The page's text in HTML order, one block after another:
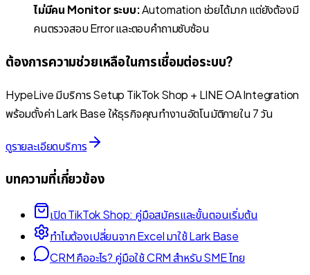
ไม่มีคน Monitor ระบบ:Automation ช่วยได้มาก แต่ยังต้องมี
คนตรวจสอบ Error และตอบคำถามซับซ้อน
ต้องการความช่วยเหลือในการเชื่อมต่อระบบ?
HypeLive มีบริการ Setup TikTok Shop + LINE OA Integration
พร้อมตั้งค่า Lark Base ให้ธุรกิจคุณทำงานอัตโนมัติภายใน 7 วัน
ดูรายละเอียดบริการ
บทความที่เกี่ยวข้อง
เปิด TikTok Shop: คู่มือสมัครและขั้นตอนเริ่มต้น
ทำไมต้องเปลี่ยนจาก Excel มาใช้ Lark Base
CRM คืออะไร? คู่มือใช้ CRM สำหรับ SME ไทย